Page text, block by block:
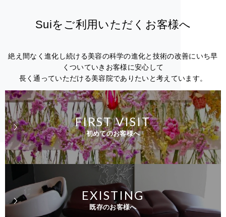
Suiをご利用いただくお客様へ
絶え間なく進化し続ける美容の科学の進化と技術の改善にいち早
くついていきお客様に安心して
長く通っていただける美容院でありたいと考えています。
初めてのお客様へ
FIRST VISIT
既存のお客様へ
EXISTING